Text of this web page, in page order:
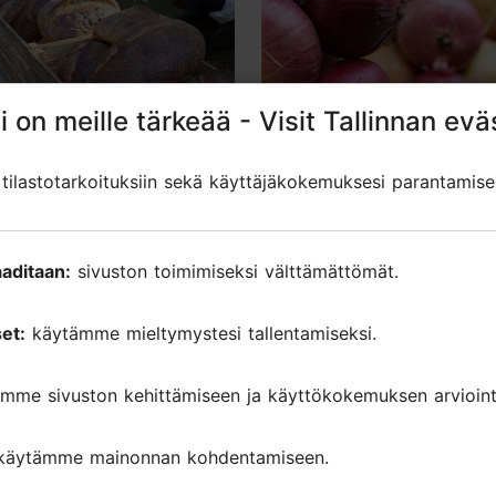
Ulkoilmatapahtuma
on meille tärkeää - Visit Tallinnan
sekä käyttäjäkokemuksesi
sivuston toimimiseksi välttämättömät.
käytämme mieltymystesi tallentamiseksi.
sivuston kehittämiseen ja käyttökokemuksen
mainonnan kohdentamiseen.
on meille tärkeää - Visit Tallinnan
sekä käyttäjäkokemuksesi
sivuston toimimiseksi välttämättömät.
käytämme mieltymystesi tallentamiseksi.
sivuston kehittämiseen ja käyttökokemuksen
mainonnan kohdentamiseen.